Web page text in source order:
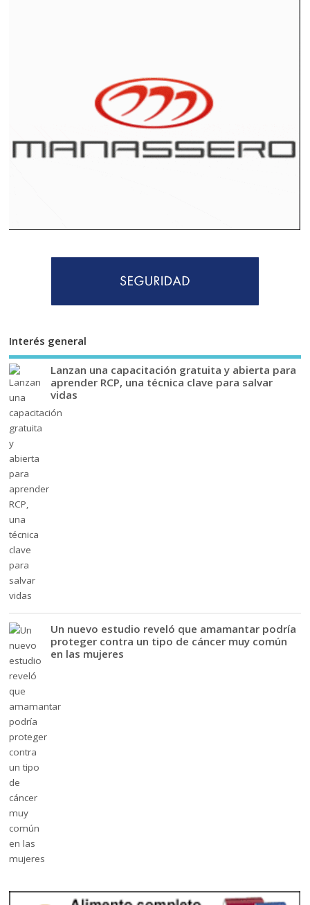
Interés general
Lanzan una capacitación gratuita y abierta para
aprender RCP, una técnica clave para salvar
vidas
Un nuevo estudio reveló que amamantar podría
proteger contra un tipo de cáncer muy común
en las mujeres